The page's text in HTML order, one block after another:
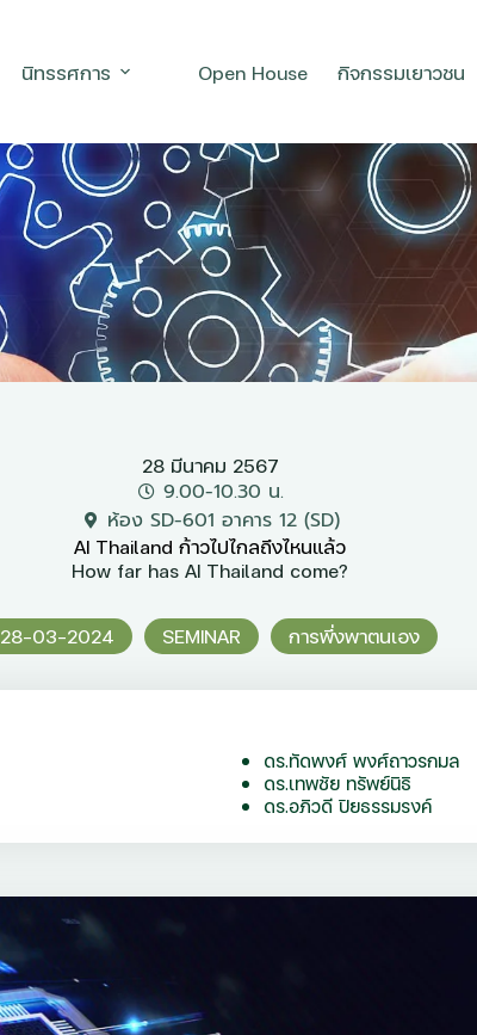
นิทรรศการ Open House กิจกรรมเยาวชน
28 มีนาคม 2567
9.00-10.30 น.
ห้อง SD-601 อาคาร 12 (SD)
AI Thailand ก้าวไปไกลถึงไหนแล้ว
How far has AI Thailand come?
28-03-2024 SEMINAR การพึ่งพาตนเอง
ดร.ทัดพงศ์ พงศ์ถาวรกมล
ดร.เทพชัย ทรัพย์นิธิ
ดร.อภิวดี ปิยธรรมรงค์